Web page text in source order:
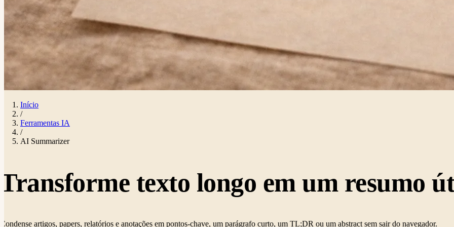
Início
/
Ferramentas IA
/
AI Summarizer
Transforme texto longo em um resumo
Condense artigos, papers, relatórios e anotações em pontos-chave, um parágrafo curto, um TL;DR ou um abstract sem sair do navegador.